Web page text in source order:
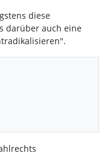
diese
darüber auch eine